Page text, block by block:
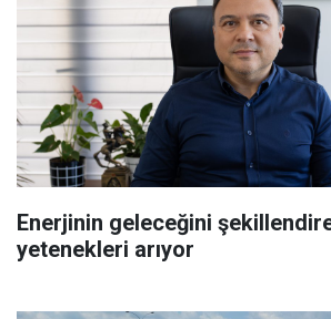
Enerjinin geleceğini
yetenekleri arıyor